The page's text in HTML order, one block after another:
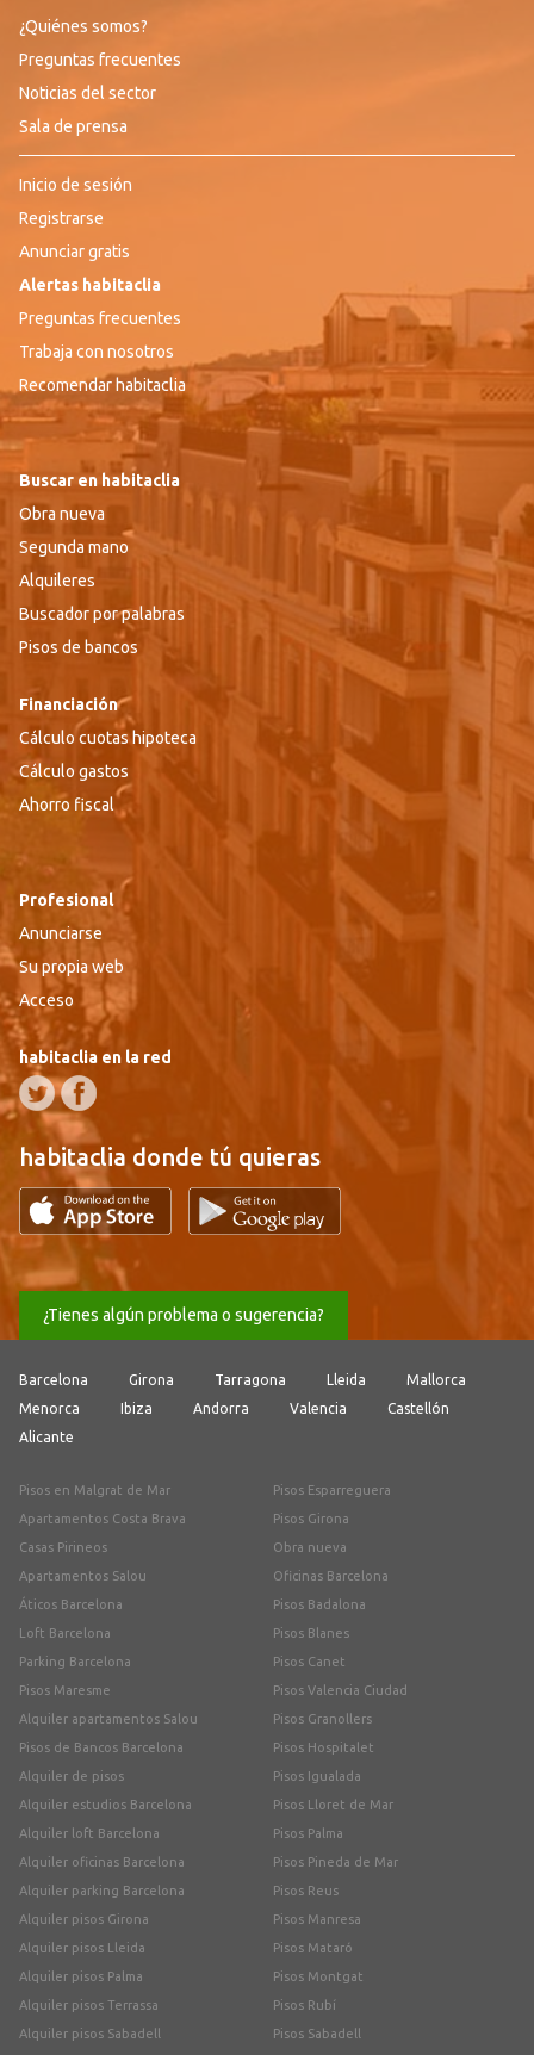
¿Quiénes somos?
Preguntas frecuentes
Noticias del sector
Sala de prensa
Inicio de sesión
Registrarse
Anunciar gratis
Alertas habitaclia
Preguntas frecuentes
Trabaja con nosotros
Recomendar habitaclia
Buscar en habitaclia
Obra nueva
Segunda mano
Alquileres
Buscador por palabras
Pisos de bancos
Financiación
Cálculo cuotas hipoteca
Cálculo gastos
Ahorro fiscal
Profesional
Anunciarse
Su propia web
Acceso
habitaclia en la red
habitaclia donde tú quieras
¿Tienes algún problema o sugerencia?
Barcelona Girona Tarragona Lleida
Mallorca
Menorca
Ibiza Andorra Valencia
Castellón
Alicante
Pisos en Malgrat de Mar
Apartamentos Costa Brava
Casas Pirineos
Apartamentos Salou
Áticos Barcelona
Loft Barcelona
Parking Barcelona
Pisos Maresme
Alquiler apartamentos Salou
Pisos de Bancos Barcelona
Alquiler de pisos
Alquiler estudios Barcelona
Alquiler loft Barcelona
Alquiler oficinas Barcelona
Alquiler parking Barcelona
Alquiler pisos Girona
Alquiler pisos Lleida
Alquiler pisos Palma
Alquiler pisos Terrassa
Alquiler pisos Sabadell
Pisos Esparreguera
Pisos Girona
Obra nueva
Oficinas Barcelona
Pisos Badalona
Pisos Blanes
Pisos Canet
Pisos Valencia Ciudad
Pisos Granollers
Pisos Hospitalet
Pisos Igualada
Pisos Lloret de Mar
Pisos Palma
Pisos Pineda de Mar
Pisos Reus
Pisos Manresa
Pisos Mataró
Pisos Montgat
Pisos Rubí
Pisos Sabadell